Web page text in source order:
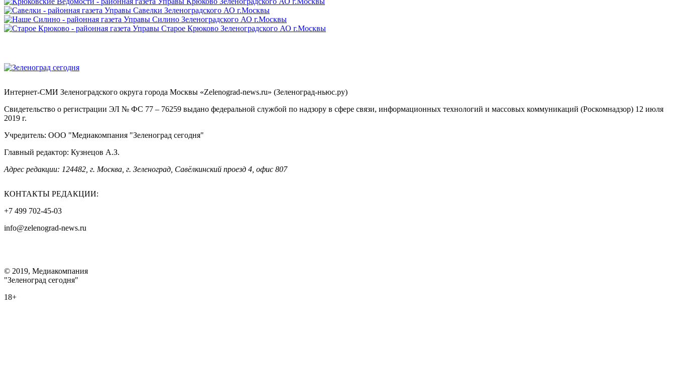
Интернет-СМИ Зеленоградского округа города Москвы «Zelenograd-news.ru» (Зеленоград-ньюс.ру)
Свидетельство о регистрации ЭЛ № ФС 77 – 76259 выдано федеральной службой по надзору в сфере связи, информационных технологий и массовых коммуникаций (Роскомнадзор) 12 июля
2019 г.
Учредитель: ООО "Медиакомпания "Зеленоград сегодня"
Главный редактор: Кузнецов А.З.
Адрес редакции: 124482, г. Москва, г. Зеленоград, Савёлкинский проезд 4, офис 807
КОНТАКТЫ РЕДАКЦИИ:
+7 499 702-45-03
info@zelenograd-news.ru
© 2019, Медиакомпания
"Зеленоград сегодня"
18+